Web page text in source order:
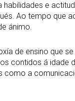
e
Ao tempo que
ánimo.
de ensino que
contidos á idade
a